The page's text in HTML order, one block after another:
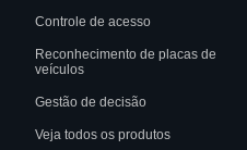
Controle de acesso
Reconhecimento de placas de
veículos
Gestão de decisão
Veja todos os produtos